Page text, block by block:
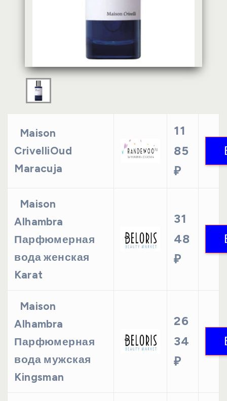
Maison
CrivelliOud
Maracuja
11
85
₽
Maison
Alhambra
Парфюмерная
вода женская
Karat
31
48
₽
Maison
Alhambra
Парфюмерная
вода мужская
Kingsman
26
34
₽